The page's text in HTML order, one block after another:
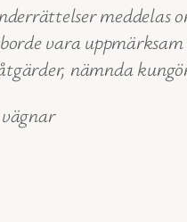
vara
nämnda